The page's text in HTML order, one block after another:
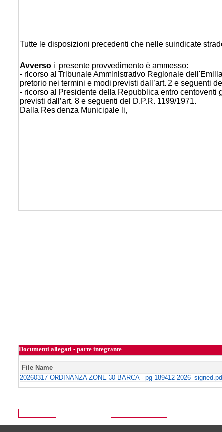
Tutte le disposizioni precedenti che nelle suindicate
Avverso il presente provvedimento è ammesso:
- ricorso al Tribunale Amministrativo Regionale
pretorio nei termini e modi previsti dall’art. 2 e seguenti
- ricorso al Presidente della Repubblica entro
previsti dall’art. 8 e seguenti del D.P.R. 1199/1971.
Dalla Residenza Municipale li,
Documenti allegati - parte integrante
File Name
20260317 ORDINANZA ZONE 30 BARCA - pg 189412-